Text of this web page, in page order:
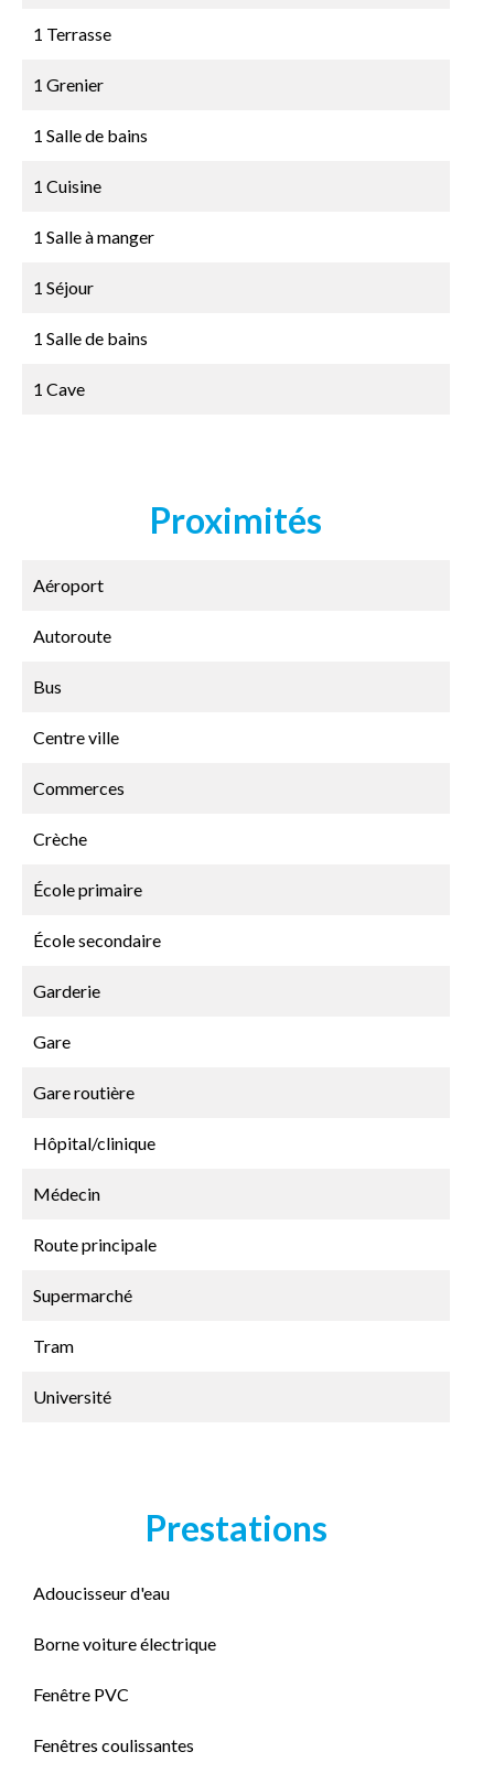
1 Terrasse
1 Grenier
1 Salle de bains
1 Cuisine
1 Salle à manger
1 Séjour
1 Salle de bains
1 Cave
Proximités
Aéroport
Autoroute
Bus
Centre ville
Commerces
Crèche
École primaire
École secondaire
Garderie
Gare
Gare routière
Hôpital/clinique
Médecin
Route principale
Supermarché
Tram
Université
Prestations
Adoucisseur d'eau
Borne voiture électrique
Fenêtre PVC
Fenêtres coulissantes